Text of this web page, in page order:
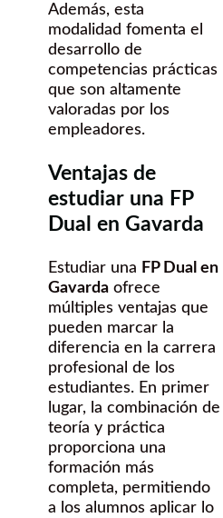
Además, esta
modalidad fomenta el
desarrollo de
competencias prácticas
que son altamente
valoradas por los
empleadores.
Ventajas de
estudiar una FP
Dual en Gavarda
Estudiar una FP Dual en
Gavarda ofrece
múltiples ventajas que
pueden marcar la
diferencia en la carrera
profesional de los
estudiantes. En primer
lugar, la combinación de
teoría y práctica
proporciona una
formación más
completa, permitiendo
a los alumnos aplicar lo